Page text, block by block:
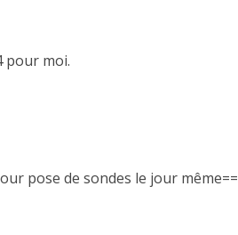
pour moi.
pose de sondes le jour